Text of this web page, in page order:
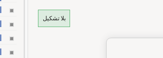
بلا تشكيل